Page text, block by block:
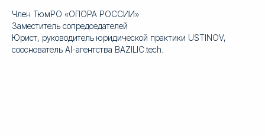
Член ТюмРО «ОПОРА РОССИИ»
Заместитель сопредседателей
Юрист, руководитель юридической практики USTINOV,
сооснователь AI-агентства BAZILIC.tech.